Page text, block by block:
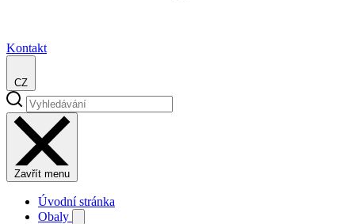
Kontakt
CZ
Zavřít menu
Úvodní stránka
Obaly